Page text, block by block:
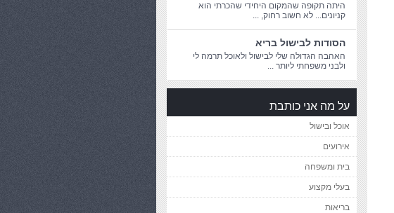
היתה תקופה שהמקום היחידי שהכרתי הוא
קניונים... לא חשוב רחוק, ...
הסודות לבישול בריא
האהבה הגדולה שלי לבישול ולאוכל תרמה לי
ולבני משפחתי ליותר ...
על מה אני כותבת
אוכל ובישול
אירועים
בית ומשפחה
בעלי מקצוע
בריאות